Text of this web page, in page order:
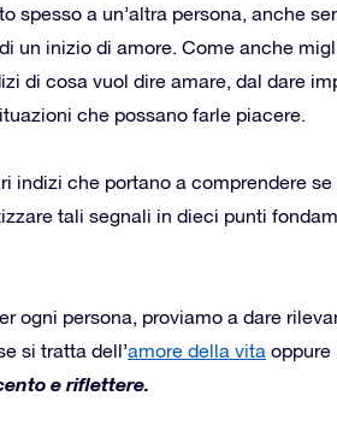
spesso a un’altra persona, anche
un inizio di amore. Come anche
di cosa vuol dire amare, dal dare
che possano farle piacere.
indizi che portano a comprendere se
tali segnali in dieci punti
ogni persona, proviamo a dare
si tratta dell’amore della vita oppure
e riflettere.